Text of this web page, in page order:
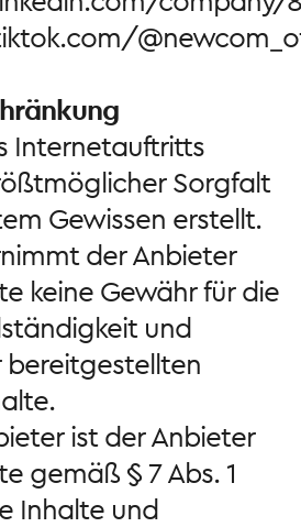
Internetauftritts
Sorgfalt
Gewissen erstellt.
der Anbieter
keine Gewähr für die
und
bereitgestellten
ist der Anbieter
gemäß § 7 Abs. 1
Inhalte und